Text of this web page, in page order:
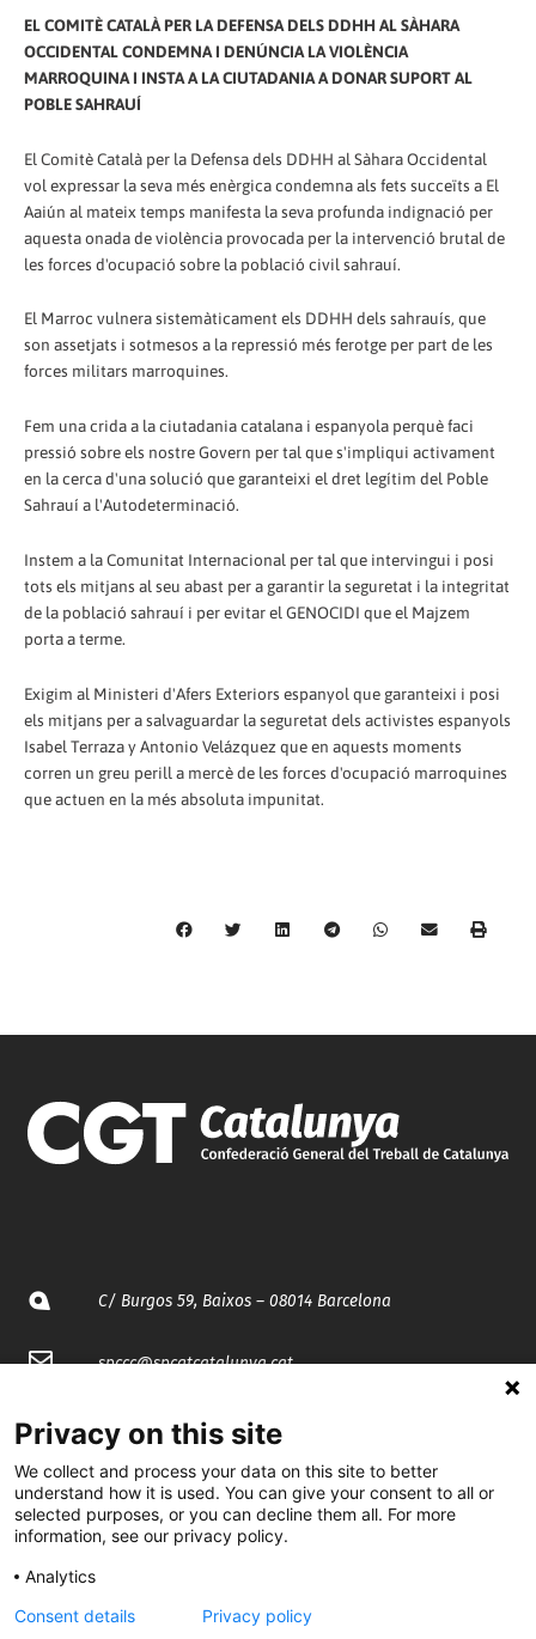
EL COMITÈ CATALÀ PER LA DEFENSA DELS DDHH AL SÀHARA
OCCIDENTAL CONDEMNA I DENÚNCIA LA VIOLÈNCIA
MARROQUINA I INSTA A LA CIUTADANIA A DONAR SUPORT AL
POBLE SAHRAUÍ
El Comitè Català per la Defensa dels DDHH al Sàhara Occidental
vol expressar la seva més enèrgica condemna als fets succeïts a El
Aaiún al mateix temps manifesta la seva profunda indignació per
aquesta onada de violència provocada per la intervenció brutal de
les forces d'ocupació sobre la població civil sahrauí.
El Marroc vulnera sistemàticament els DDHH dels sahrauís, que
son assetjats i sotmesos a la repressió més ferotge per part de les
forces militars marroquines.
Fem una crida a la ciutadania catalana i espanyola perquè faci
pressió sobre els nostre Govern per tal que s'impliqui activament
en la cerca d'una solució que garanteixi el dret legítim del Poble
Sahrauí a l'Autodeterminació.
Instem a la Comunitat Internacional per tal que intervingui i posi
tots els mitjans al seu abast per a garantir la seguretat i la integritat
de la població sahrauí i per evitar el GENOCIDI que el Majzem
porta a terme.
Exigim al Ministeri d'Afers Exteriors espanyol que garanteixi i posi
els mitjans per a salvaguardar la seguretat dels activistes espanyols
Isabel Terraza y Antonio Velázquez que en aquests moments
corren un greu perill a mercè de les forces d'ocupació marroquines
que actuen en la més absoluta impunitat.
C/ Burgos 59, Baixos – 08014 Barcelona
spccc@spcgtcatalunya.cat
@CGTCatalunya
cgtcatalunya
CGTCatalunya
Privacy on this site
We collect and process your data on this site to better
understand how it is used. You can give your consent to all or
selected purposes, or you can decline them all. For more
information, see our privacy policy.
Analytics
Consent details
Privacy policy